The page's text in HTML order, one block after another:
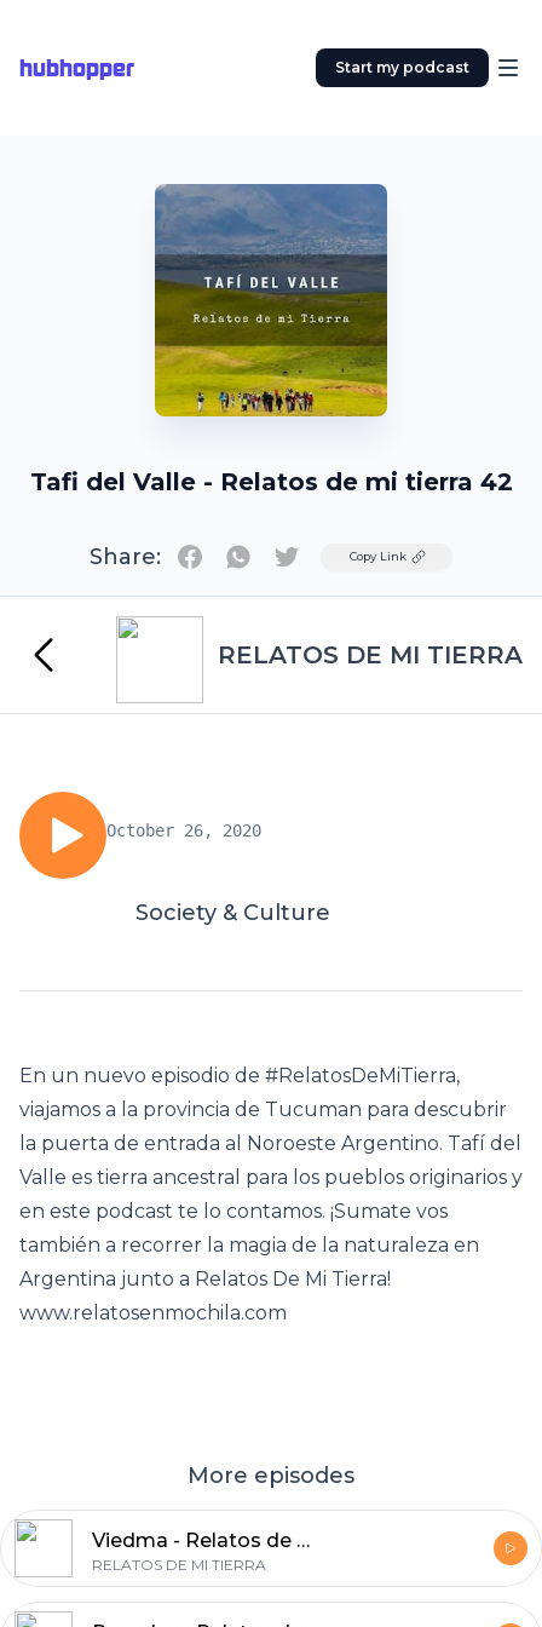
hubhopper Start my podcast
Tafi del Valle - Relatos de mi tierra 42
Share: TwitterCopy Link
RELATOS DE MI TIERRA
October 26, 2020
Society & Culture
En un nuevo episodio de #RelatosDeMiTierra,
viajamos a la provincia de Tucuman para descubrir
la puerta de entrada al Noroeste Argentino. Tafí del
Valle es tierra ancestral para los pueblos originarios y
en este podcast te lo contamos. ¡Sumate vos
también a recorrer la magia de la naturaleza en
Argentina junto a Relatos De Mi Tierra!
www.relatosenmochila.com
More episodes
Viedma - Relatos de mi Tierra 50
RELATOS DE MI TIERRA